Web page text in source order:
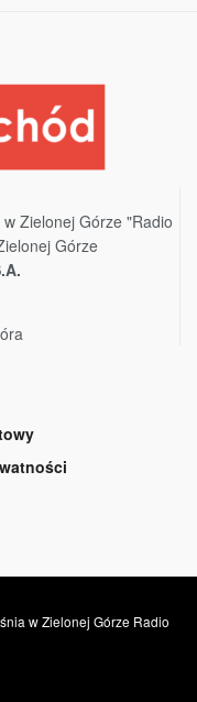
Zielonej Górze "Radio
Górze
w Zielonej Górze Radio